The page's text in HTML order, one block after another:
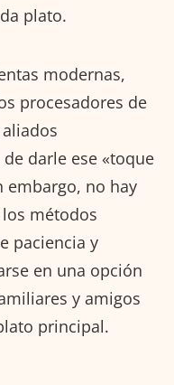
plato.
modernas,
procesadores de
darle ese «toque
embargo, no hay
métodos
paciencia y
en una opción
y amigos
principal.